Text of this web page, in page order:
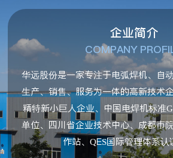
企业简介
COMPANY
华远股份是一家专注于电弧焊机、自
生产、销售、服务为一体的高新技术
精特新小巨人企业、中国电焊机标
单位、四川省企业技术中心、成都市
作站、QES国际管理体系认